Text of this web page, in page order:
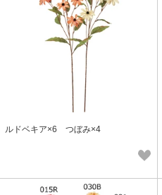
ルドベキア×6 つぼみ×4